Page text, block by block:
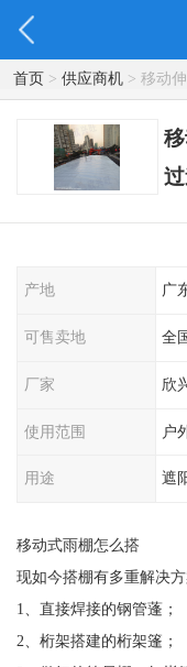
首页> 供应商机> 移动伸
少钱一平
产地 广
可售卖地 全
厂家 欣
使用范围 户
用途 遮
移动式雨棚怎么搭
现如今搭棚有多重解决方
1、直接焊接的钢管蓬；
2、桁架搭建的桁架篷；